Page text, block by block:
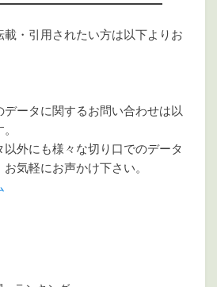
・引用されたい方は以下よりお
データに関するお問い合わせは以
外にも様々な切り口でのデータ
気軽にお声かけ下さい。